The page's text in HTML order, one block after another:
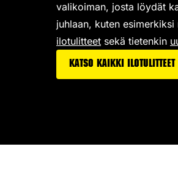
valikoiman, josta löydät
juhlaan, kuten esimerkiksi
ilotulitteet sekä tietenkin
Katso kaikki ilotulitteet